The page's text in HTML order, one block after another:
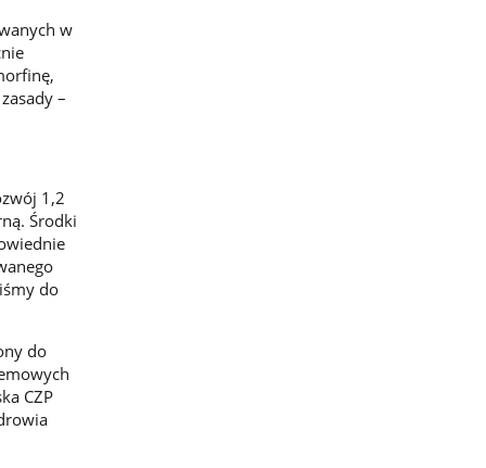
w
–
1,2
Środki
do
do
CZP